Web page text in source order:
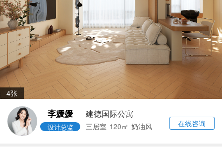
4张
李媛媛
设计总监
建德国际公寓
三居室 120㎡ 奶油风 在线咨询